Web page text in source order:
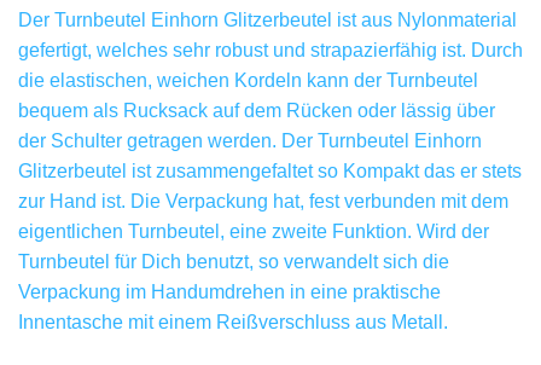
Der Turnbeutel Einhorn Glitzerbeutel ist aus Nylonmaterial
gefertigt, welches sehr robust und strapazierfähig ist. Durch
die elastischen, weichen Kordeln kann der Turnbeutel
bequem als Rucksack auf dem Rücken oder lässig über
der Schulter getragen werden. Der Turnbeutel Einhorn
Glitzerbeutel ist zusammengefaltet so Kompakt das er stets
zur Hand ist. Die Verpackung hat, fest verbunden mit dem
eigentlichen Turnbeutel, eine zweite Funktion. Wird der
Turnbeutel für Dich benutzt, so verwandelt sich die
Verpackung im Handumdrehen in eine praktische
Innentasche mit einem Reißverschluss aus Metall.